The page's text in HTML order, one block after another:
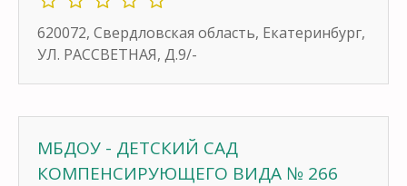
620072, Свердловская область, Екатеринбург,
УЛ. РАССВЕТНАЯ, Д.9/-
МБДОУ - ДЕТСКИЙ САД
КОМПЕНСИРУЮЩЕГО ВИДА № 266